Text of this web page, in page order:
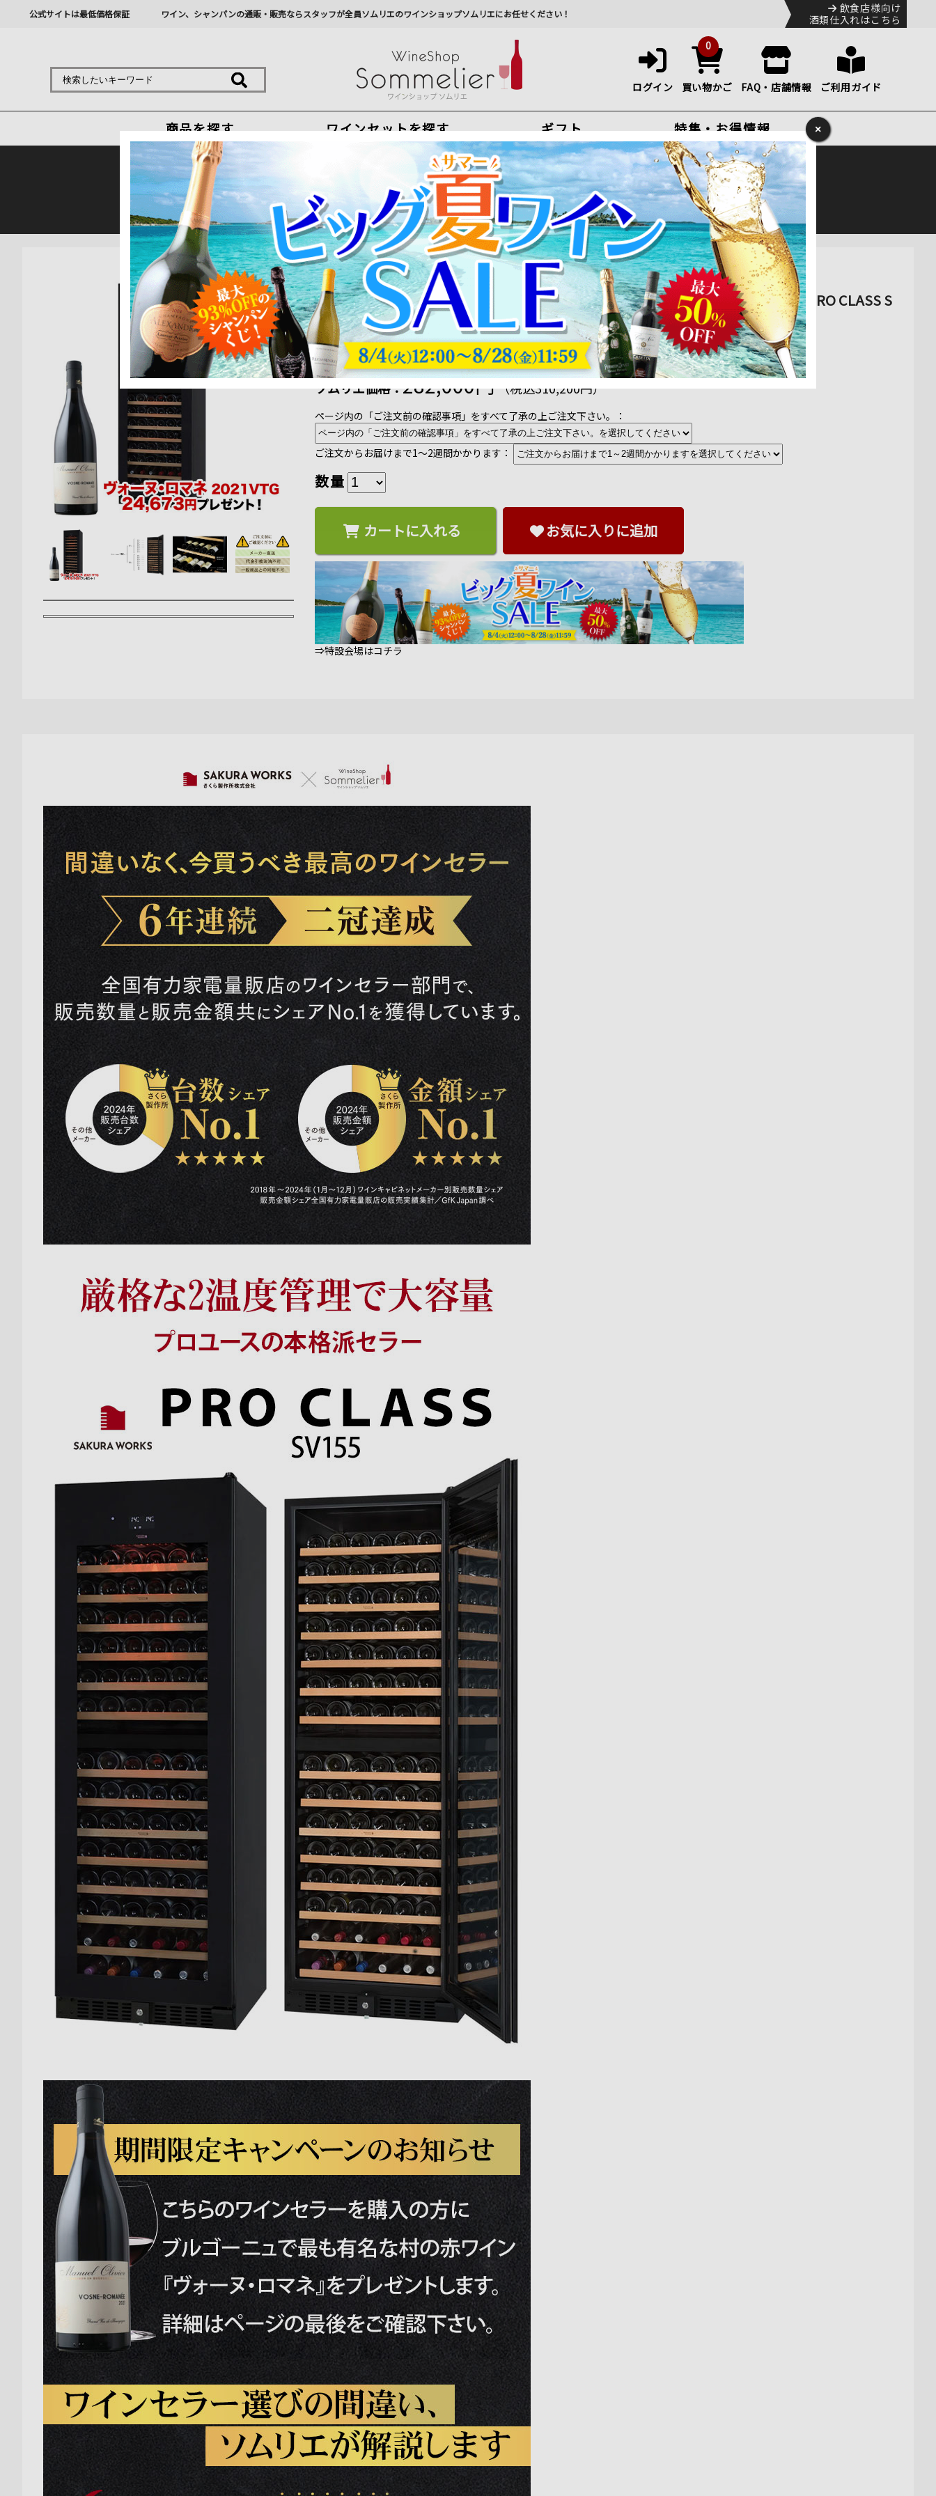
公式サイトは最低価格保証 ワイン、シャンパンの通販・販売ならスタッフが全員ソムリエのワインショップソムリエにお任せください！
飲食店様向け
酒類仕入れはこちら
ログイン
0
買い物かご FAQ・店舗情報 ご利用ガイド
商品を探す ワインセットを探す ギフト 特集・お得情報
今から注文で最短8月7日(金)出荷
最新の出荷スケジュールについてはこちらをクリック
熊本地震の影響により九州への配送に遅れが生じております。最新情報は佐川急便のHPをご確認下さい。
メーカー直送品につき、他商品との同梱不可
【対象セラーご注文者全員にワインプレゼント】ワインセラー 『さくら製作所 PRO CLASS S
V155（最大155本収納）』 送料無料 「1本でも送料無料」
商品番号：4589953360202 販売日：2025年 09月 11日 12:00
2,820 ポイント進呈 送料無料 他の商品と同梱不可
ソムリエ価格：282,000円（税込310,200円）
ページ内の「ご注文前の確認事項」をすべて了承の上ご注文下さい。：
ご注文からお届けまで1～2週間かかります：
数量
カートに入れる お気に入りに追加
⇒特設会場はコチラ
×